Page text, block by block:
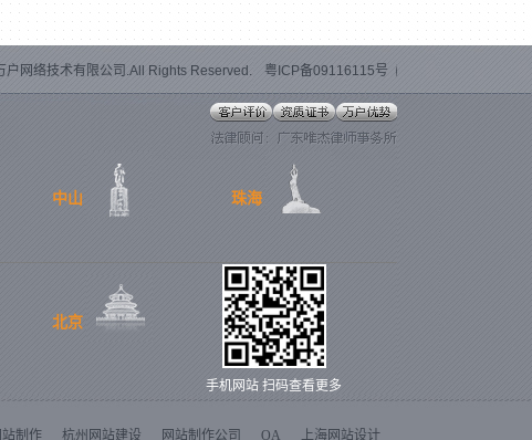
户网络技术有限公司.All Rights Reserved. 粤ICP备09116115号
中山 珠海
北京
手机网站 扫码查看更多
制作 杭州网站建设 网站制作公司 OA 上海网站设计